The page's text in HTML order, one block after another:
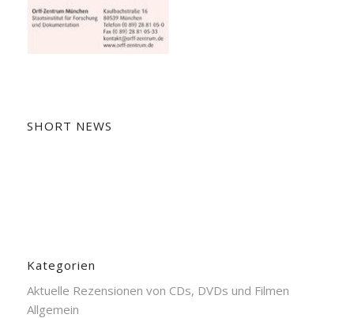
SHORT NEWS
Kategorien
Aktuelle Rezensionen von CDs, DVDs und Filmen
Allgemein